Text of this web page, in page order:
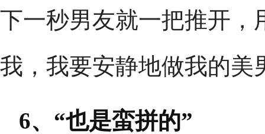
下一秒男友就一把推开，
我，我要安静地做我的美
6、“也是蛮拼的”